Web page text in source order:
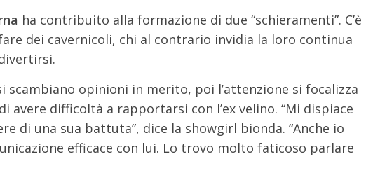
ha contribuito alla formazione di due “schieramenti”. C’è
dei cavernicoli, chi al contrario invidia la loro continua
scambiano opinioni in merito, poi l’attenzione si focalizza
avere difficoltà a rapportarsi con l’ex velino. “Mi dispiace
di una sua battuta”, dice la showgirl bionda. “Anche io
efficace con lui. Lo trovo molto faticoso parlare